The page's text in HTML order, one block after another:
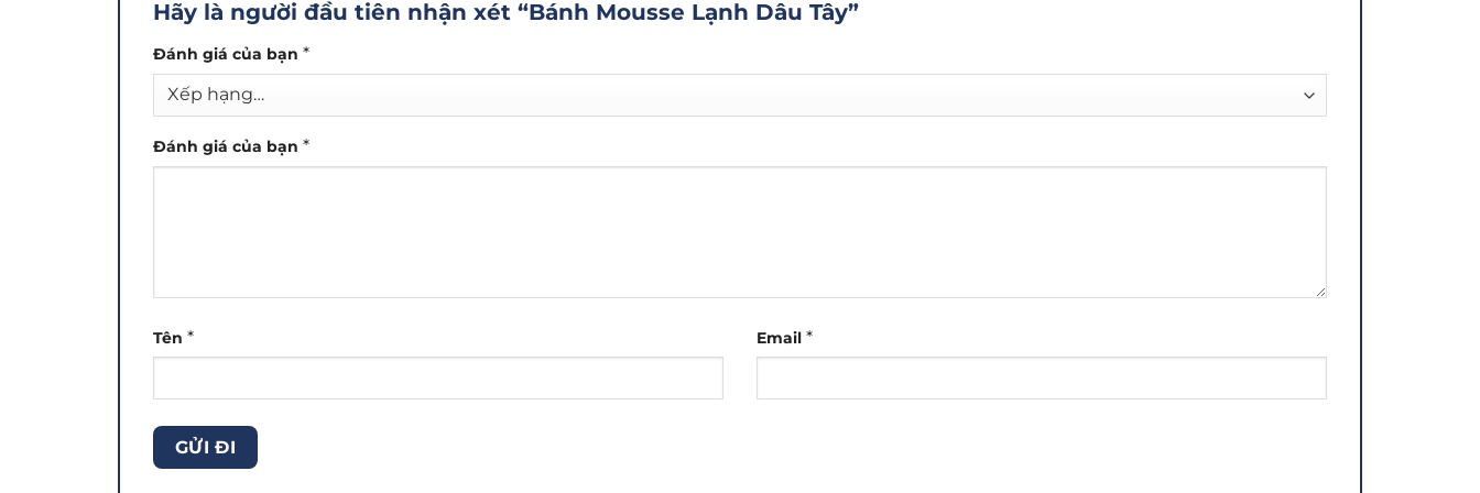
Hãy là người đầu tiên nhận xét “Bánh Mousse Lạnh Dâu Tây”
Đánh giá của bạn *
Đánh giá của bạn *
Tên * Email *